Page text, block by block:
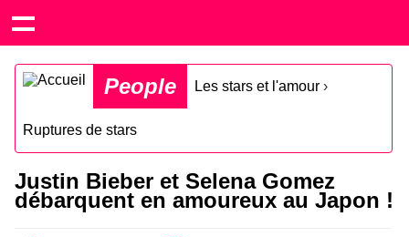
People Les stars et l'amour ›
Ruptures de stars
Justin Bieber et Selena Gomez
débarquent en amoureux au Japon !